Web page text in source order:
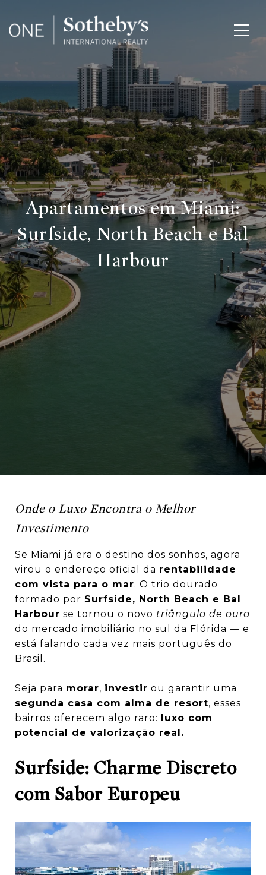
Apartamentos em Miami:
Surfside, North Beach e Bal
Harbour
Onde o Luxo Encontra o Melhor
Investimento
Se Miami já era o destino dos sonhos, agora
virou o endereço oficial da rentabilidade
com vista para o mar. O trio dourado
formado por Surfside, North Beach e Bal
Harbour se tornou o novo triângulo de ouro
do mercado imobiliário no sul da Flórida — e
está falando cada vez mais português do
Brasil.
Seja para morar, investir ou garantir uma
segunda casa com alma de resort, esses
bairros oferecem algo raro: luxo com
potencial de valorização real.
Surfside: Charme Discreto
com Sabor Europeu